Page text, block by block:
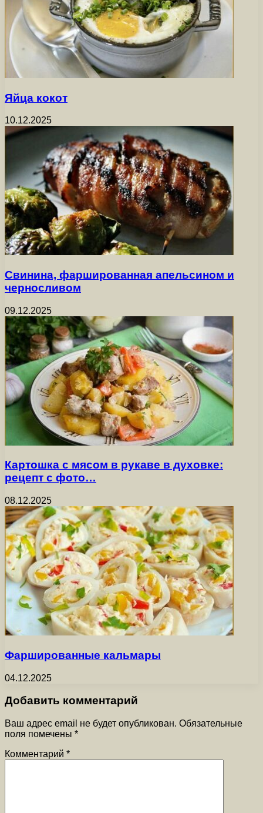
Яйца кокот
10.12.2025
Свинина, фаршированная апельсином и
черносливом
09.12.2025
Картошка с мясом в рукаве в духовке:
рецепт с фото…
08.12.2025
Фаршированные кальмары
04.12.2025
Добавить комментарий
Ваш адрес email не будет опубликован. Обязательные
поля помечены *
Комментарий *